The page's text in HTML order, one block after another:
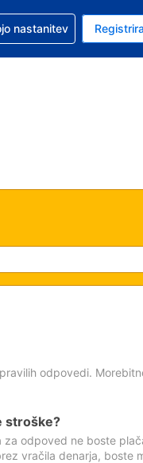
je ameriški dolar
jezik je Slovenščini
pri rezervaciji
nastanitev
odpovedi.
stroške?
odpoved ne boste
vračila denarja, boste